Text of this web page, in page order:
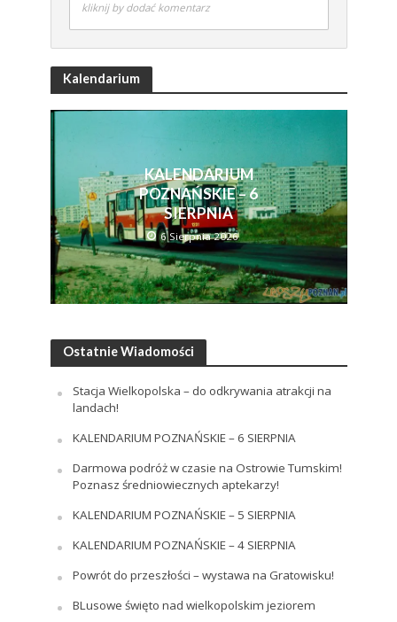
kliknij by dodać komentarz
Kalendarium
KALENDARIUM
POZNAŃSKIE – 6
SIERPNIA
6 Sierpnia 2026
Ostatnie Wiadomości
Stacja Wielkopolska – do odkrywania atrakcji na
landach!
KALENDARIUM POZNAŃSKIE – 6 SIERPNIA
Darmowa podróż w czasie na Ostrowie Tumskim!
Poznasz średniowiecznych aptekarzy!
KALENDARIUM POZNAŃSKIE – 5 SIERPNIA
KALENDARIUM POZNAŃSKIE – 4 SIERPNIA
Powrót do przeszłości – wystawa na Gratowisku!
BLusowe święto nad wielkopolskim jeziorem